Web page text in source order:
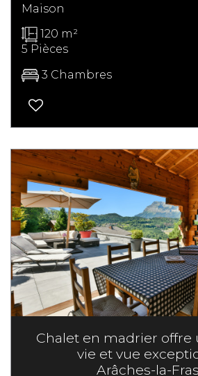
Maison
120 m²
5 Pièces
3 Chambres
Chalet en madrier offre
vie et vue
Arâches-la-